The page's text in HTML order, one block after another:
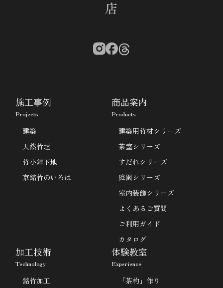
施工事例
Projects
建築
天然竹垣
竹小舞下地
京銘竹のいろは
商品案内
Products
建築用竹材シリーズ
茶室シリーズ
すだれシリーズ
庭園シリーズ
室内装飾シリーズ
よくあるご質問
ご利用ガイド
カタログ
加工技術
Technology
銘竹加工
体験教室
Experience
「茶杓」作り